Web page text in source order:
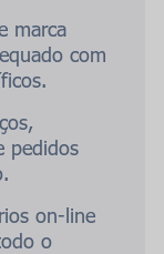
marca
com
pedidos
on-line
o